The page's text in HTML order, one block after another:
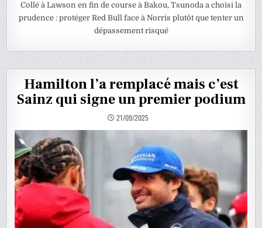
Collé à Lawson en fin de course à Bakou, Tsunoda a choisi la
prudence : protéger Red Bull face à Norris plutôt que tenter un
dépassement risqué
Hamilton l’a remplacé mais c’est
Sainz qui signe un premier podium
21/09/2025